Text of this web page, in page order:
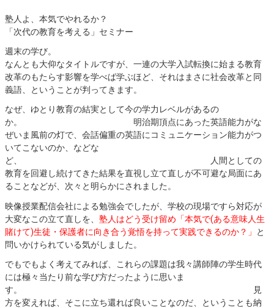
塾人よ、本気でやれるか？
「次代の教育を考える」セミナー
週末の学び。
なんとも大仰なタイトルですが、一連の大学入試転換に始まる教育
改革のもたらす影響を学べば学ぶほど、それはまさに社会改革と同
義語、ということが判ってきます。
なぜ、ゆとり教育の結実として今の学力レベルがあるの
か。 明治期頂点にあった英語能力がな
ぜいま風前の灯で、会話偏重の英語にコミュニケーション能力がつ
いてこないのか、などな
ど、 人間としての
教育を回避し続けてきた結果を直視し立て直しが不可避な局面にあ
ることなどが、次々と明らかにされました。
映像授業配信会社による勉強会でしたが、学校の現場ですら対応が
大変なこの立て直しを、 塾人はどう受け留め「本気で(ある意味人生
賭けて)生徒・保護者に向き合う覚悟を持って実践できるのか？」
と
問いかけられている気がしました。
でもでもよく考えてみれば、これらの課題は我々講師陣の学生時代
には極々当たり前な学び方だったように思いま
す。 見
方を変えれば、そこに立ち還れば良いことなのだ、ということも納